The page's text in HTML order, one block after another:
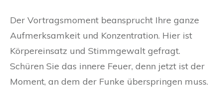
Der Vortragsmoment beansprucht Ihre ganze
Aufmerksamkeit und Konzentration. Hier ist
Körpereinsatz und Stimmgewalt gefragt.
Schüren Sie das innere Feuer, denn jetzt ist der
Moment, an dem der Funke überspringen muss.